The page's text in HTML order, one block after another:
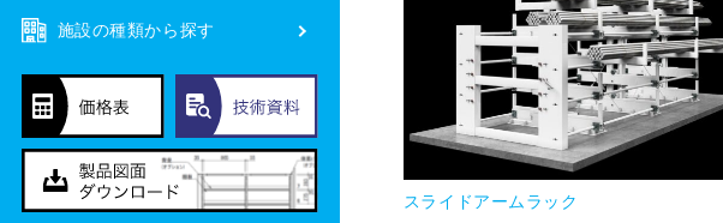
施設の種類から探す
スライドアームラック